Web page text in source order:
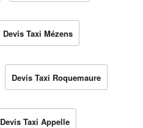
Devis Taxi Mézens
Devis Taxi Roquemaure
Devis Taxi Appelle